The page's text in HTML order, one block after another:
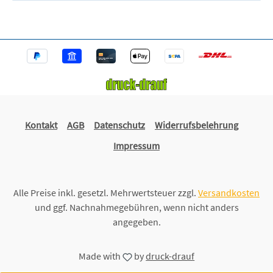
Kontakt AGB Datenschutz
Widerrufsbelehrung
Impressum
Alle Preise inkl. gesetzl. Mehrwertsteuer zzgl. Versandkosten
und ggf. Nachnahmegebühren, wenn nicht anders
angegeben.
Made with bydruck-drauf